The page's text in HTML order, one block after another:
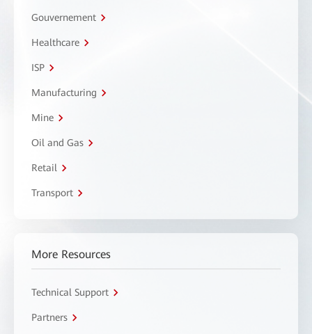
Gouvernement
Healthcare
ISP
Manufacturing
Mine
Oil and Gas
Retail
Transport
More Resources
Technical Support
Partners